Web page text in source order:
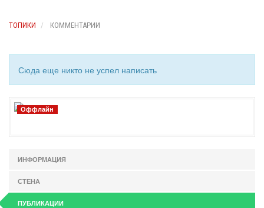
ТОПИКИ КОММЕНТАРИИ
Сюда еще никто не успел написать
Оффлайн
ИНФОРМАЦИЯ
СТЕНА
ПУБЛИКАЦИИ